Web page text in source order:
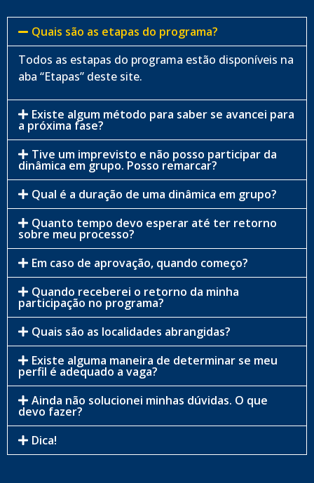
Quais são as etapas do programa?
Todos as estapas do programa estão disponíveis na
aba “Etapas” deste site.
Existe algum método para saber se avancei para
a próxima fase?
Tive um imprevisto e não posso participar da
dinâmica em grupo. Posso remarcar?
Qual é a duração de uma dinâmica em grupo?
Quanto tempo devo esperar até ter retorno
sobre meu processo?
Em caso de aprovação, quando começo?
Quando receberei o retorno da minha
participação no programa?
Quais são as localidades abrangidas?
Existe alguma maneira de determinar se meu
perfil é adequado a vaga?
Ainda não solucionei minhas dúvidas. O que
devo fazer?
Dica!